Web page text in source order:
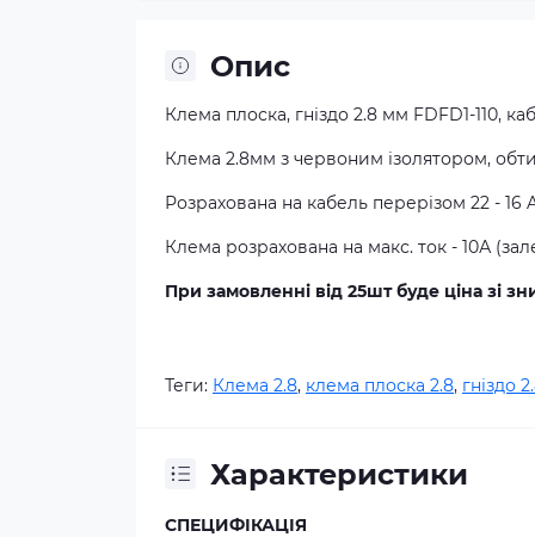
Опис
Клема плоска, гніздо 2.8 мм FDFD1-110,
Клема 2.8мм з червоним ізолятором,
Розрахована на кабель перерізом 22 - 16
Клема розрахована на макс. ток - 10А
При замовленні від 25шт буде ціна зі
Теги: Клема 2.8, клема плоска 2.8, гніздо
Характеристики
СПЕЦИФІКАЦІЯ